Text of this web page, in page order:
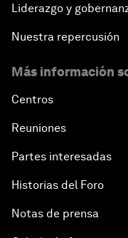
Liderazgo y
Nuestra repercusión
Más información
Centros
Reuniones
Partes interesadas
Historias del Foro
Notas de prensa